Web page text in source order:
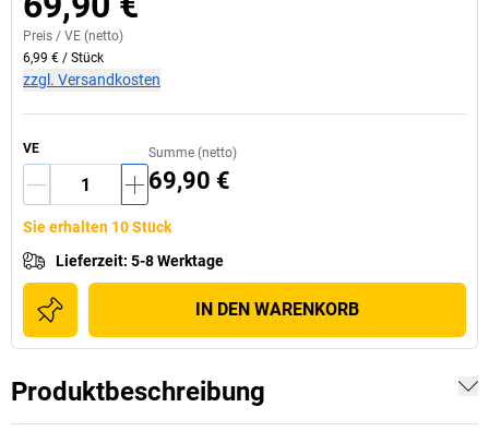
Preis / VE (netto)
6,99 € / Stück
zzgl. Versandkosten
VE Summe (netto)
69,90 €
Sie erhalten 10 Stück
Lieferzeit: 5-8 Werktage
IN DEN WARENKORB
Produktbeschreibung